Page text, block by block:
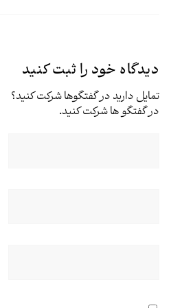
دیدگاه خود را ثبت کنید
تمایل دارید در گفتگوها شرکت کنید؟
در گفتگو ها شرکت کنید.